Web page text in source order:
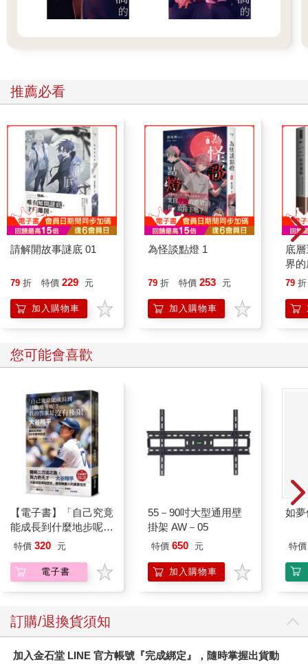
推薦必看
請解開故事謎底 01
79 折 特價 229 元
加入購物車
為怪談點燈 1
79 折 特價 253 元
加入購物車
底
界
79 折
您可能會喜歡
【電子書】「自己究竟
能成長到什麼地步呢？
我的答案是沒有極限」
特價 320 元
電子書
55－90吋大型通用壁
掛架 AW－05
特價 650 元
加入購物車
如
特價
訂購/退換貨須知
加入金石堂 LINE 官方帳號『完成綁定』，隨時掌握出貨動